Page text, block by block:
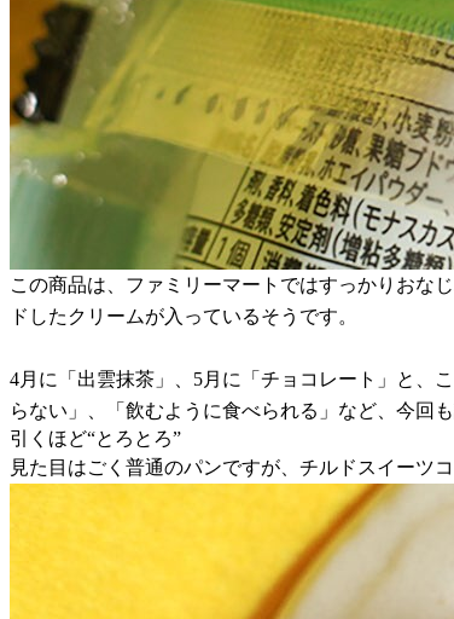
この商品は、ファミリーマートではすっかりおな
ドしたクリームが入っているそうです。
4月に「出雲抹茶」、5月に「チョコレート」と、
らない」、「飲むように食べられる」など、今回
引くほど“とろとろ”
見た目はごく普通のパンですが、チルドスイーツ